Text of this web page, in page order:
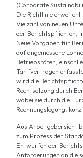
(Corporate
Die Richtlinie
Vielzahl von neuen
der Berichtspflichten,
Neue Vorgaben für
auf angemessene
Betriebsräten,
Tarifverträgen
wird die
Rechtsetzung durch
wobei sie durch die
Rechnungslegung, kurz
Aus Arbeitgebersicht
zum Prozess der
Entwürfen der
Anforderungen an die